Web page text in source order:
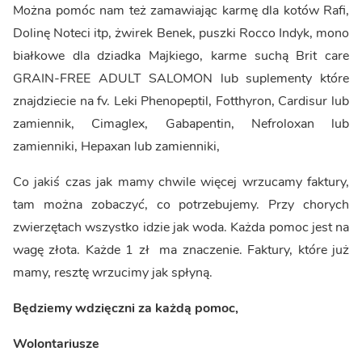
Można pomóc nam też zamawiając karmę dla kotów Rafi,
Dolinę Noteci itp, żwirek Benek, puszki Rocco Indyk, mono
białkowe dla dziadka Majkiego, karme suchą Brit care
GRAIN-FREE ADULT SALOMON lub suplementy które
znajdziecie na fv. Leki Phenopeptil, Fotthyron, Cardisur lub
zamiennik, Cimaglex, Gabapentin, Nefroloxan lub
zamienniki, Hepaxan lub zamienniki,
Co jakiś czas jak mamy chwile więcej wrzucamy faktury,
tam można zobaczyć, co potrzebujemy. Przy chorych
zwierzętach wszystko idzie jak woda. Każda pomoc jest na
wagę złota. Każde 1 zł ma znaczenie. Faktury, które już
mamy, resztę wrzucimy jak spłyną.
Będziemy wdzięczni za każdą pomoc,
Wolontariusze